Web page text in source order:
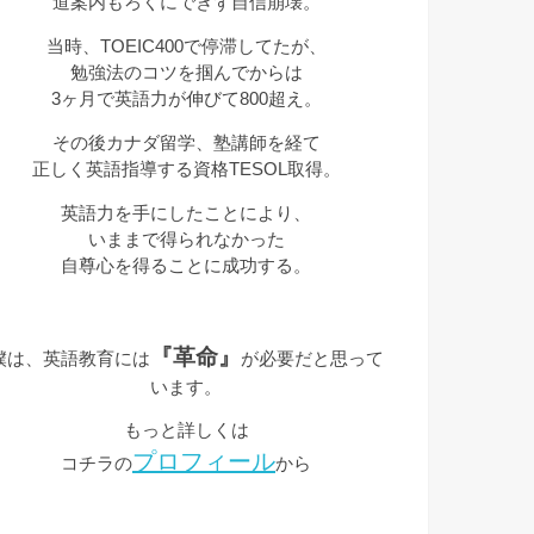
当時、TOEIC400で停滞してたが、
勉強法のコツを掴んでからは
3ヶ月で英語力が伸びて800超え。
その後カナダ留学、塾講師を経て
正しく英語指導する資格TESOL取得。
英語力を手にしたことにより、
いままで得られなかった
自尊心を得ることに成功する。
は、英語教育には 『革命』
が必要だと思って
います。
もっと詳しくは
コチラのプロフィールから